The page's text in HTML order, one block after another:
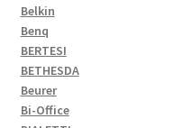
Belkin
Benq
BERTESI
BETHESDA
Beurer
Bi-Office